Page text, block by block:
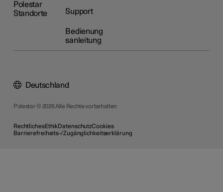
Polestar
Standorte
Support
Bedienung
sanleitung
Polestar © 2026 Alle Rechte vorbehalten
RechtlichesEthikDatenschutzCookies
Barrierefreiheits-/Zugänglichkeitserklärung
Deutschland